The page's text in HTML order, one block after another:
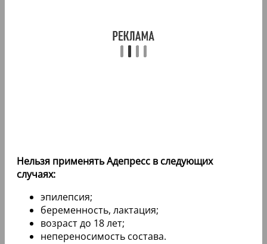
Нельзя применять Адепресс в следующих
случаях:
эпилепсия;
беременность, лактация;
возраст до 18 лет;
непереносимость состава.